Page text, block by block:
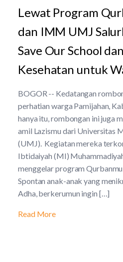
Lewat Program
dan IMM UMJ
Save Our School
Kesehatan untuk
BOGOR -- Kedatangan
perhatian warga Pamijahan,
hanya itu, rombongan ini juga
amil Lazismu dari Universitas
(UMJ). Kegiatan mereka
Ibtidaiyah (MI)
menggelar program
Spontan anak-anak yang
Adha, berkerumun ingin […]
Read More